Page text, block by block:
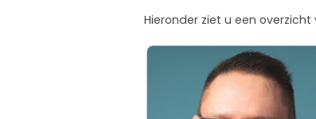
Hieronder ziet u een